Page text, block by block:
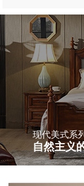
现代美式系
自然主义